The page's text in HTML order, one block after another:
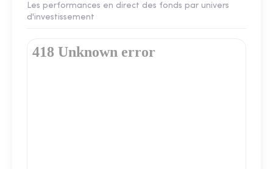
Les performances en direct des fonds par univers
d'investissement